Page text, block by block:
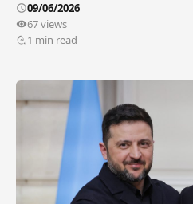
09/06/2026
67 views
1 min read